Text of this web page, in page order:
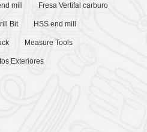
mill Fresa Vertifal carburo
Bit HSS end mill
Measure Tools
Exteriores